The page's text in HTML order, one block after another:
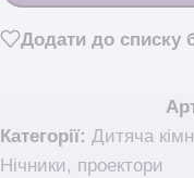
Додати до списку
Категорії: Дитяча
Нічники, проектори